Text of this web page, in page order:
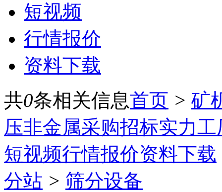
短视频
行情报价
资料下载
共0条相关信息首页 > 矿
压非金属采购招标实力工
短视频行情报价资料下载
分站 > 筛分设备